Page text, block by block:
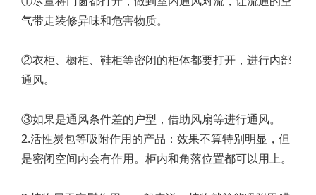
气带走装修异味和危害物质。
②衣柜、橱柜、鞋柜等密闭的柜体都要打开，进行内部
通风。
③如果是通风条件差的户型，借助风扇等进行通风。
2.活性炭包等吸附作用的产品：效果不算特别明显，但
是密闭空间内会有作用。柜内和角落位置都可以用上。